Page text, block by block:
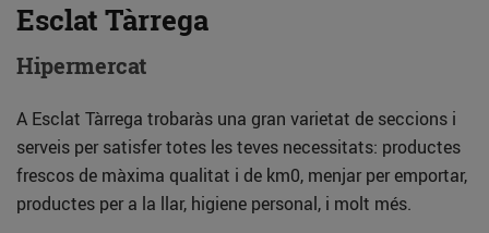
Esclat Tàrrega
Hipermercat
A Esclat Tàrrega trobaràs una gran varietat de seccions i
serveis per satisfer totes les teves necessitats: productes
frescos de màxima qualitat i de km0, menjar per emportar,
productes per a la llar, higiene personal, i molt més.